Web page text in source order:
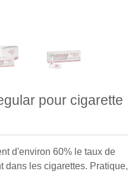
pour cigarette
d'environ 60% le taux de
dans les cigarettes. Pratique,